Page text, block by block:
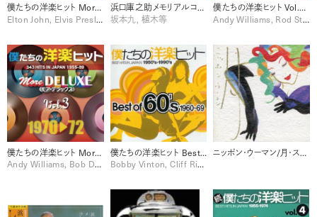
僕たちの洋楽ヒット More DELUXE 1970-72 Vol. 3 [Disc 1]
Elton John, Elvis Presley, Sylvie Vartan
浜口庫之助メモリアルコレクション100 [Disc 2]
坂本九, 植木等
僕たちの洋楽ヒット Vol.5 (1971-72)
Andy Williams, Rod Stewart, The O'Jays, The Temptations
僕たちの洋楽ヒット More DELUXE 1970-72 Vol. 3 [Disc 2]
Andy Williams, Bob Dylan, Santana, Shocking Blue, Sly & The Family Stone, Sylvie Vartan, The O'Jays, Wilson Pickett
僕たちの洋楽ヒット Best Of 60’s 1960-1969
Bobby Vinton, Cliff Richard, France Gall, Neil Sedaka, Otis Redding, Roy Orbison, Sylvie Vartan, The Birds, The Cascades, The Hollies, The Monkees, The Temptations
ニッポン・ウーマン/月・スタンダード集